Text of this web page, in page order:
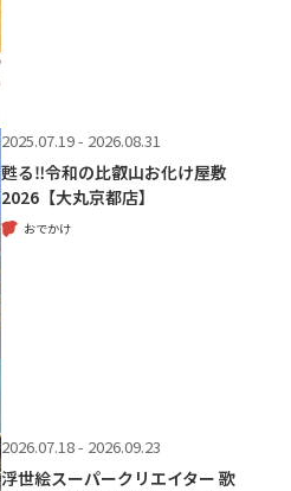
2025.07.19 - 2026.08.31
甦る‼令和の比叡山お化け屋敷
2026【大丸京都店】
おでかけ
2026.07.18 - 2026.09.23
浮世絵スーパークリエイター 歌